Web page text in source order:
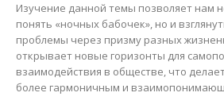
Изучение данной темы позволяет нам
понять «ночных бабочек», но и
проблемы через призму разных
открывает новые горизонты для
взаимодействия в обществе, что
более гармоничным и